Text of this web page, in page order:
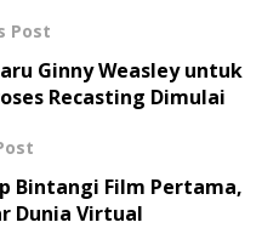
Post
Ginny Weasley untuk
Recasting Dimulai
Bintangi Film Pertama,
Dunia Virtual